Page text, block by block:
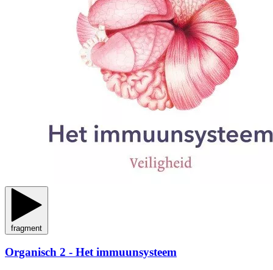
fragment
Organisch 2 - Het immuunsysteem